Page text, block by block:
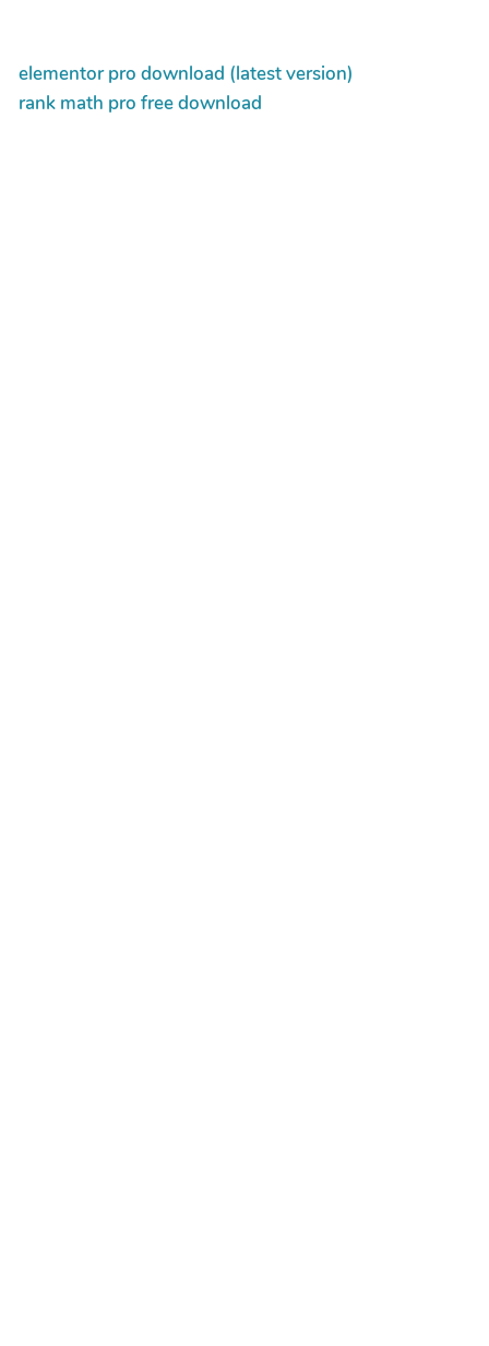
elementor pro download (latest version)
rank math pro free download